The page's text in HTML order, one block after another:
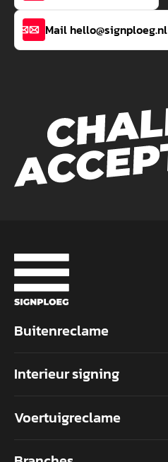
Mail hello@signploeg.nl
Buitenreclame
Interieur signing
Voertuigreclame